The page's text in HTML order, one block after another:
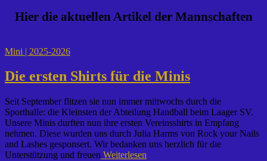
Hier die aktuellen Artikel der Mannschaften
Mini | 2025-2026
Die ersten Shirts für die Minis
Seit September flitzen sie nun immer mittwochs durch die
Sporthalle: die Kleinsten der Abteilung Handball beim Laager SV.
Unsere Minis durften nun ihre ersten Vereinsshirts in Empfang
nehmen. Diese wurden uns durch Julia Harms von Rock your Nails
and Lashes gesponsert. Wir bedanken uns herzlich für die
Unterstützung und freuen Weiterlesen